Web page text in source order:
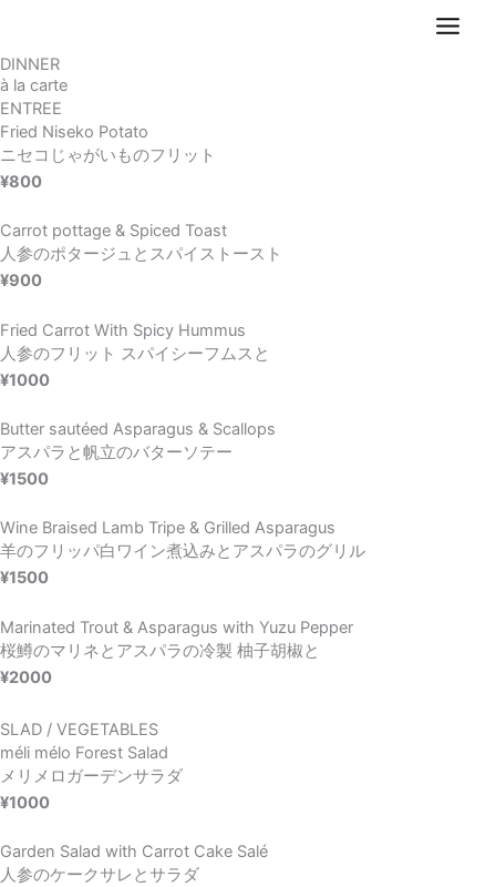
を
ス
キ
プ
DINNER
à la carte
ENTREE
Fried Niseko Potato
ニセコじゃがいものフリット
¥800
Carrot pottage & Spiced Toast
人参のポタージュとスパイストースト
¥900
Fried Carrot With Spicy Hummus
人参のフリット スパイシーフムスと
¥1000
Butter sautéed Asparagus & Scallops
アスパラと帆立のバターソテー
¥1500
Wine Braised Lamb Tripe & Grilled Asparagus
羊のフリッパ白ワイン煮込みとアスパラのグリル
¥1500
Marinated Trout & Asparagus with Yuzu Pepper
桜鱒のマリネとアスパラの冷製 柚子胡椒と
¥2000
SLAD / VEGETABLES
méli mélo Forest Salad
メリメロガーデンサラダ
¥1000
Garden Salad with Carrot Cake Salé
人参のケークサレとサラダ